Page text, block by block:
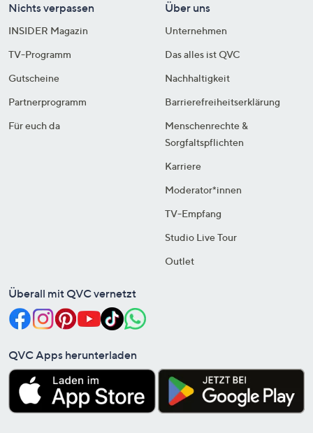
Nichts verpassen
INSIDER Magazin
TV-Programm
Gutscheine
Partnerprogramm
Für euch da
Über uns
Unternehmen
Das alles ist QVC
Nachhaltigkeit
Barrierefreiheitserklärung
Menschenrechte &
Sorgfaltspflichten
Karriere
Moderator*innen
TV-Empfang
Studio Live Tour
Outlet
Überall mit QVC vernetzt
QVC Apps herunterladen